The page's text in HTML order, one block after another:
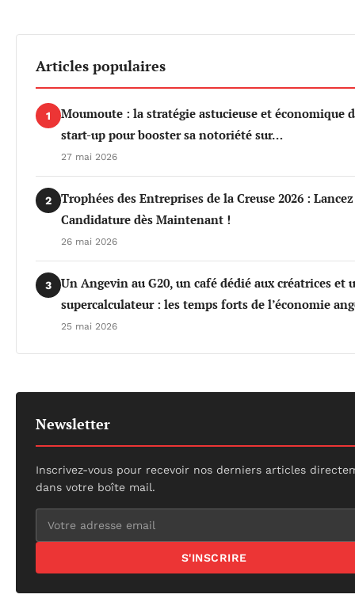
Articles populaires
1
Moumoute : la stratégie astucieuse et économique
start-up pour booster sa notoriété sur…
27 mai 2026
2
Trophées des Entreprises de la Creuse 2026 :
Candidature dès Maintenant !
26 mai 2026
3
Un Angevin au G20, un café dédié aux créatrices et
supercalculateur : les temps forts de l’économie
25 mai 2026
Newsletter
Inscrivez-vous pour recevoir nos derniers articles
dans votre boîte mail.
S'INSCRIRE